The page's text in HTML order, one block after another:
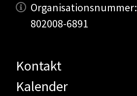
Organisationsnummer:
802008-6891
Kontakt
Kalender